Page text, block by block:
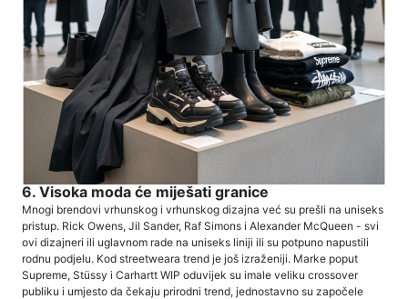
6. Visoka moda će miješati granice
Mnogi brendovi vrhunskog i vrhunskog dizajna već su prešli na uniseks
pristup. Rick Owens, Jil Sander, Raf Simons i Alexander McQueen - svi
ovi dizajneri ili uglavnom rade na uniseks liniji ili su potpuno napustili
rodnu podjelu. Kod streetweara trend je još izraženiji. Marke poput
Supreme, Stüssy i Carhartt WIP oduvijek su imale veliku crossover
publiku i umjesto da čekaju prirodni trend, jednostavno su započele